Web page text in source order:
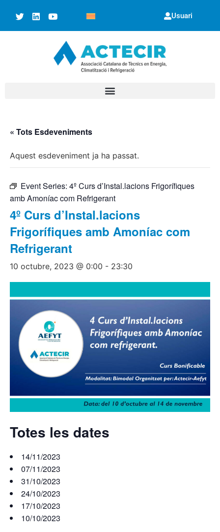
Usuari
« Tots Esdeveniments
Aquest esdeveniment ja ha passat.
Event Series: 4º Curs d’Instal.lacions Frigorífiques
amb Amoníac com Refrigerant
4º Curs d’Instal.lacions
Frigorífiques amb Amoníac com
Refrigerant
10 octubre, 2023 @ 0:00 - 23:30
Totes les dates
14/11/2023
07/11/2023
31/10/2023
24/10/2023
17/10/2023
10/10/2023